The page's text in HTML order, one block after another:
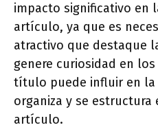
impacto significativo en
artículo, ya que es
atractivo que destaque
genere curiosidad en
título puede influir en la
organiza y se
artículo.